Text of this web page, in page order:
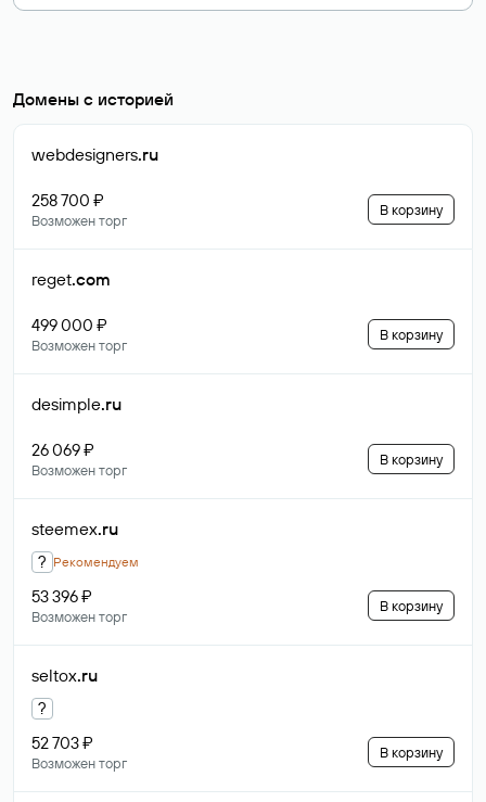
Домены с историей
webdesigners.ru
258 700 ₽
Возможен торг
В корзину
reget.com
499 000 ₽
Возможен торг
В корзину
desimple.ru
26 069 ₽
Возможен торг
В корзину
steemex.ru
? Рекомендуем
53 396 ₽
Возможен торг
В корзину
seltox.ru
?
52 703 ₽
Возможен торг
В корзину